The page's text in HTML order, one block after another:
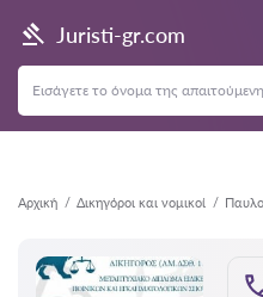
Juristi-gr.com
Αρχική Δικηγόροι και νομικοί
Πίσω